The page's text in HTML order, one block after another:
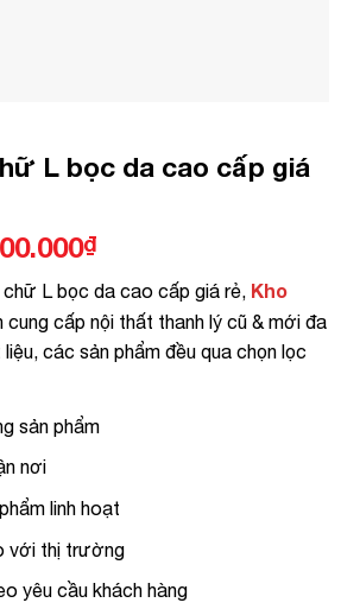
L bọc da cao cấp giá
₫Giá
tại
là:
6.600.000₫.
L bọc da cao cấp giá rẻ, Kho
cung cấp nội thất thanh lý cũ & mới đa
các sản phẩm đều qua chọn lọc
sản phẩm
nơi
linh hoạt
với thị trường
yêu cầu khách hàng